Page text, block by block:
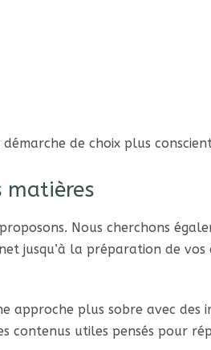
de choix plus
matières
Nous cherchons
jusqu’à la préparation de vos
plus sobre avec des
utiles pensés pour